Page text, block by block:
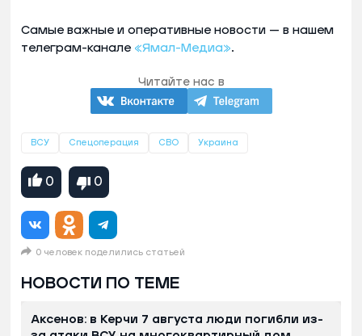
Самые важные и оперативные новости — в нашем
телеграм-канале «Ямал-Медиа».
Читайте нас в
ВСУ Спецоперация СВО Украина
0 0
0 человек поделились статьей
НОВОСТИ ПО ТЕМЕ
Аксенов: в Керчи 7 августа люди погибли из-